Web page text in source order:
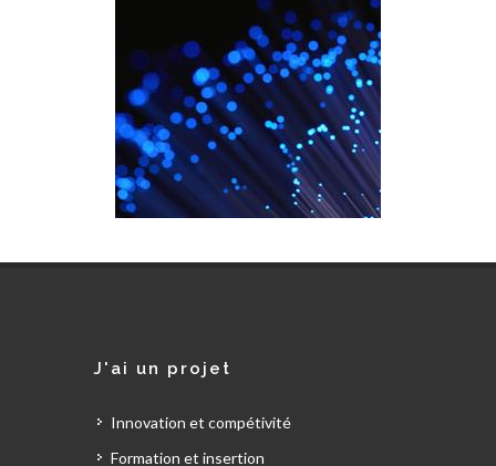
J'ai un projet
Innovation et compétivité
Formation et insertion